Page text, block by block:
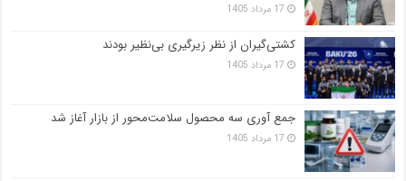
17 مرداد 1405
کشتی‌گیران از نظر زیرگیری بی‌نظیر بودند
17 مرداد 1405
جمع آوری سه محصول سلامت‌محور از بازار آغاز شد
17 مرداد 1405